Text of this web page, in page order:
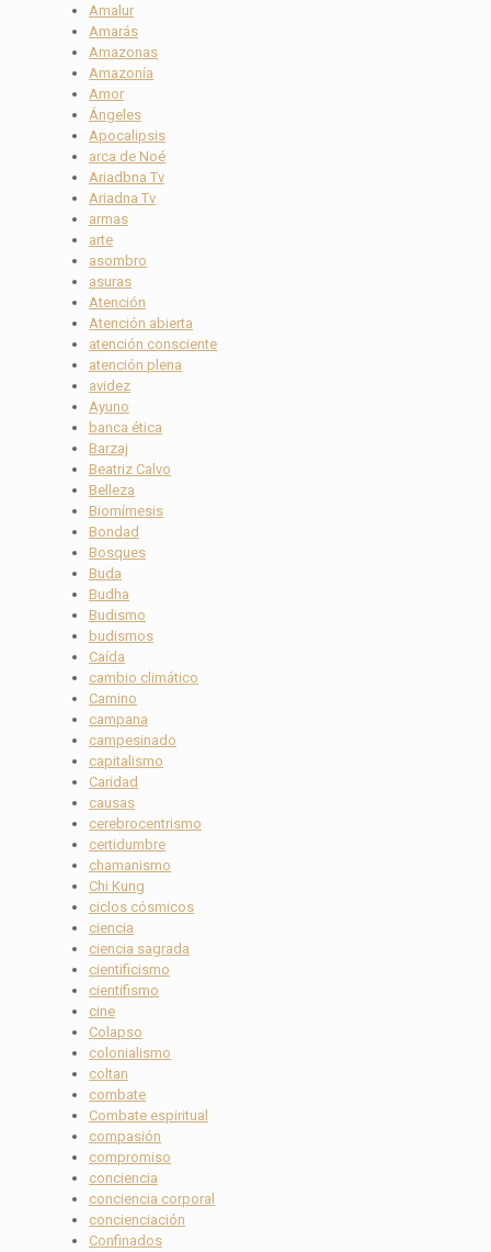
Amalur
Amarás
Amazonas
Amazonía
Amor
Ángeles
Apocalipsis
arca de Noé
Ariadbna Tv
Ariadna Tv
armas
arte
asombro
asuras
Atención
Atención abierta
atención consciente
atención plena
avidez
Ayuno
banca ética
Barzaj
Beatriz Calvo
Belleza
Biomímesis
Bondad
Bosques
Buda
Budha
Budismo
budismos
Caída
cambio climático
Camino
campana
campesinado
capitalismo
Caridad
causas
cerebrocentrismo
certidumbre
chamanismo
Chi Kung
ciclos cósmicos
ciencia
ciencia sagrada
cientificismo
cientifismo
cine
Colapso
colonialismo
coltan
combate
Combate espiritual
compasión
compromiso
conciencia
conciencia corporal
concienciación
Confinados